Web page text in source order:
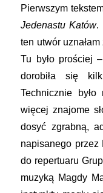
Pierwszym
Jedenastu Katów.
ten utwór
Tu było prościej
dorobiła się
Technicznie
więcej znajome
dosyć zgrabną,
napisanego przez
do repertuaru
muzyką Magdy